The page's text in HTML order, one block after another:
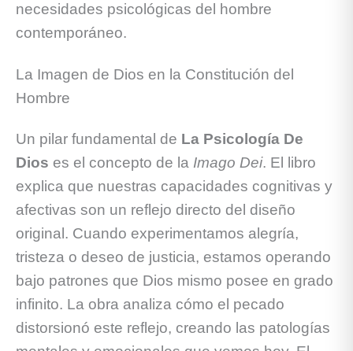
necesidades psicológicas del hombre
contemporáneo.
La Imagen de Dios en la Constitución del
Hombre
Un pilar fundamental de La Psicología De
Dios es el concepto de la Imago Dei. El libro
explica que nuestras capacidades cognitivas y
afectivas son un reflejo directo del diseño
original. Cuando experimentamos alegría,
tristeza o deseo de justicia, estamos operando
bajo patrones que Dios mismo posee en grado
infinito. La obra analiza cómo el pecado
distorsionó este reflejo, creando las patologías